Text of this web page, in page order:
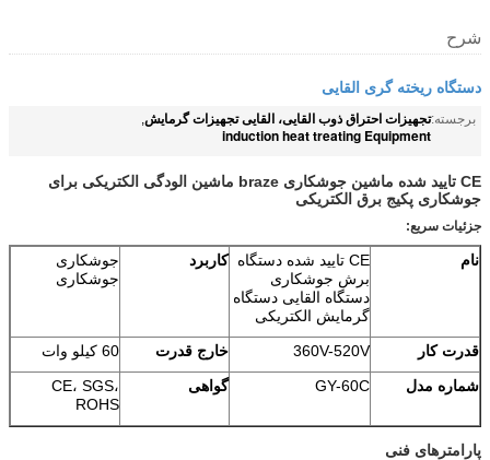
شرح
دستگاه ریخته گری القایی
برجسته:تجهیزات احتراق ذوب القایی، القایی تجهیزات گرمایش,
induction heat treating Equipment
CE تایید شده ماشین جوشکاری braze ماشین الودگی الکتریکی برای
جوشکاری پکیج برق الکتریکی
جزئیات سریع:
نام
CE تایید شده دستگاه
برش جوشکاری
دستگاه القایی دستگاه
گرمایش الکتریکی
کاربرد
جوشکاری
جوشکاری
قدرت کار 360V-520V خارج قدرت
60 کیلو وات
شماره مدل
GY-60C گواهی
CE، SGS،
ROHS
پارامترهای فنی